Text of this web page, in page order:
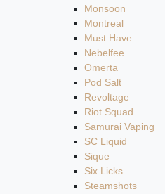
Monsoon
Montreal
Must Have
Nebelfee
Omerta
Pod Salt
Revoltage
Riot Squad
Samurai Vaping
SC Liquid
Sique
Six Licks
Steamshots